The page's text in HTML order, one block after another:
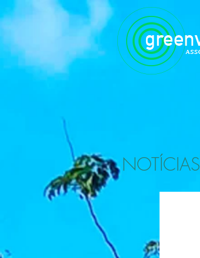
NOTÍCIAS